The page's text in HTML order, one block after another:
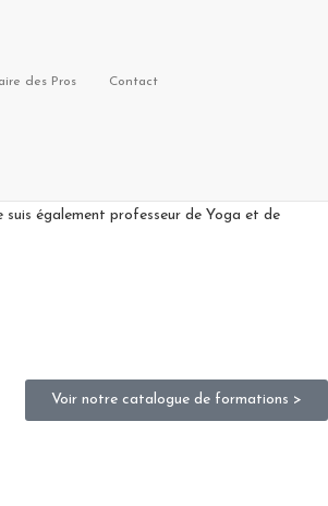
des Pros Contact
lymphatique, yoga, pilates, préparation du
également professeur de Yoga et de
Voir notre catalogue de formations >